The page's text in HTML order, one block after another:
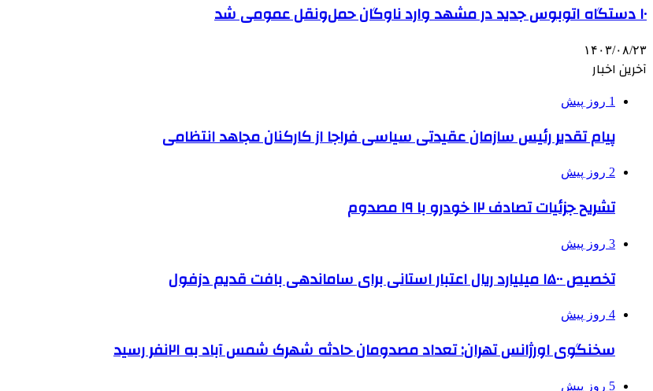
۱۰ دستگاه اتوبوس جدید در مشهد وارد ناوگان حمل‌ونقل عمومی شد
۱۴۰۳/۰۸/۲۳
آخرین اخبار
1 روز پیش
پیام تقدیر رئیس سازمان عقیدتی سیاسی فراجا از کارکنان مجاهد انتظامی
2 روز پیش
تشریح جزئیات تصادف ۱۲ خودرو با ۱۹ مصدوم
3 روز پیش
تخصیص ۱۵۰۰ میلیارد ریال اعتبار استانی برای ساماندهی بافت قدیم دزفول
4 روز پیش
سخنگوی اورژانس تهران: تعداد مصدومان حادثه شهرک شمس آباد به ۲۱نفر رسید
5 روز پیش